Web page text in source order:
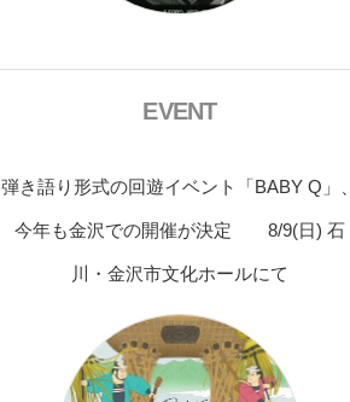
EVENT
弾き語り形式の回遊イベント「BABY Q」、
今年も金沢での開催が決定 8/9(日) 石
川・金沢市文化ホールにて